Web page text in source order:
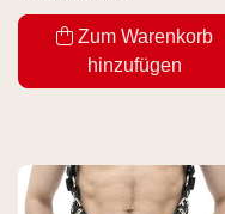
Zum Warenkorb
hinzufügen